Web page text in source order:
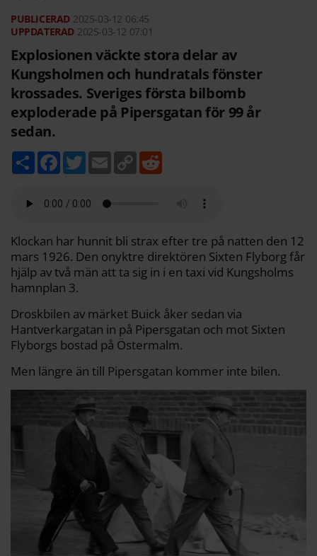
2025-03-12 06:45
2025-03-12 07:01
Explosionen väckte stora delar av
Kungsholmen och hundratals fönster
krossades. Sveriges första bilbomb
exploderade på Pipersgatan för 99 år
sedan.
D
e
F
c
b
k
T
w
t
E
m
a
C
o
p
k
Klockan har hunnit bli strax efter tre på natten den 12
mars 1926. Den onyktre direktören Sixten Flyborg får
hjälp av två män att ta sig in i en taxi vid Kungsholms
hamnplan 3.
Droskbilen av märket Buick åker sedan via
Hantverkargatan in på Pipers­gatan och mot Sixten
Flyborgs bostad på Östermalm.
Men längre än till Pipersgatan kommer inte bilen.